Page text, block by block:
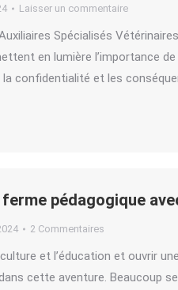
Laisser un commentaire
Spécialisés
en lumière l’importance
confidentialité et les
pédagogique
2 Commentaires
et l’éducation et ouvrir
cette aventure. Beaucoup